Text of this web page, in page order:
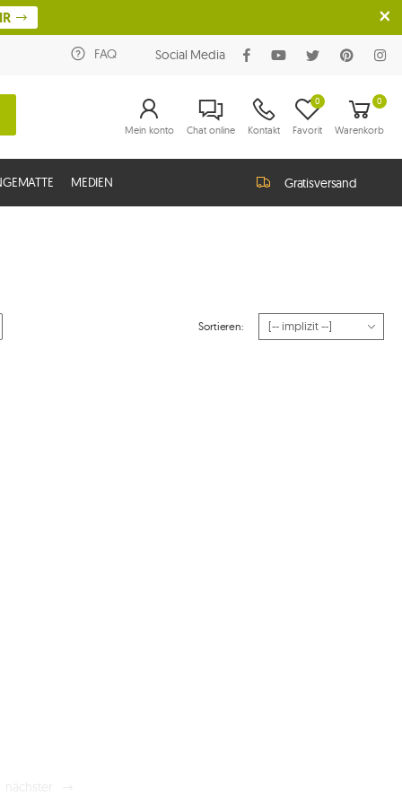
FAQ Social Media
Mein konto Chat online Kontakt Favorit
0 0
Warenkorb
MEDIEN Gratisversand
Sortieren: